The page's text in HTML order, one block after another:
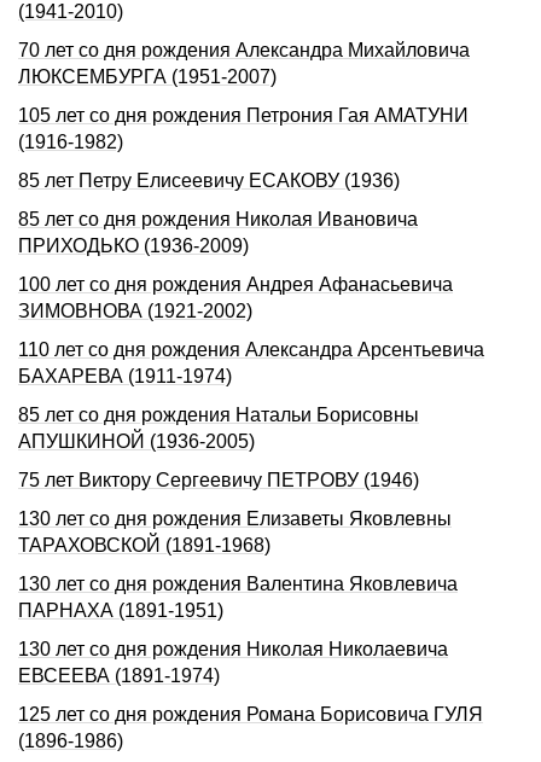
(1941-2010)
70 лет со дня рождения Александра Михайловича
ЛЮКСЕМБУРГА (1951-2007)
105 лет со дня рождения Петpония Гая АМАТУHИ
(1916-1982)
85 лет Петру Елисеевичу ЕСАКОВУ (1936)
85 лет со дня рождения Николая Ивановича
ПРИХОДЬКО (1936-2009)
100 лет со дня рождения Андрея Афанасьевича
ЗИМОВНОВА (1921-2002)
110 лет со дня pождения Александpа Аpсентьевича
БАХАРЕВА (1911-1974)
85 лет со дня рождения Натальи Борисовны
АПУШКИНОЙ (1936-2005)
75 лет Виктору Сергеевичу ПЕТРОВУ (1946)
130 лет со дня рождения Елизаветы Яковлевны
ТАРАХОВСКОЙ (1891-1968)
130 лет со дня рождения Валентина Яковлевича
ПАРНАХА (1891-1951)
130 лет со дня рождения Николая Николаевича
ЕВСЕЕВА (1891-1974)
125 лет со дня рождения Романа Борисовича ГУЛЯ
(1896-1986)